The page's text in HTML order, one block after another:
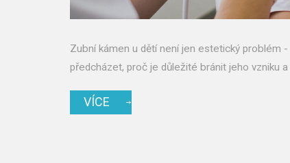
Zubní kámen u dětí není jen estetický problém
předcházet, proč je důležité bránit jeho vzniku a
VÍCE